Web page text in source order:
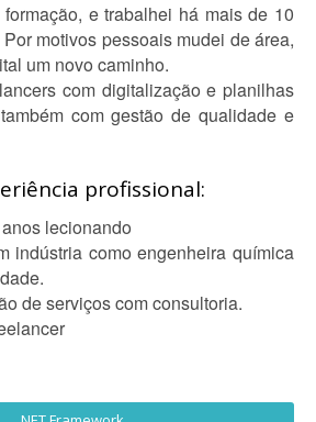
e trabalhei há mais de 10
motivos pessoais mudei de área,
um novo caminho.
com digitalização e planilhas
com gestão de qualidade e
profissional:
lecionando
indústria como engenheira química
de serviços com consultoria.